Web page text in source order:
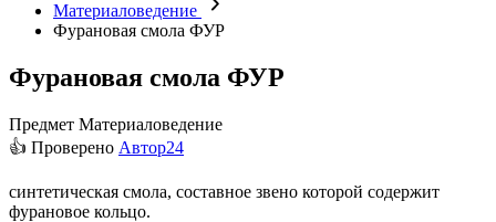
Материаловедение
Фурановая смола ФУР
Фурановая смола ФУР
Предмет Материаловедение
👍 Проверено Автор24
синтетическая смола, составное звено которой содержит
фурановое кольцо.